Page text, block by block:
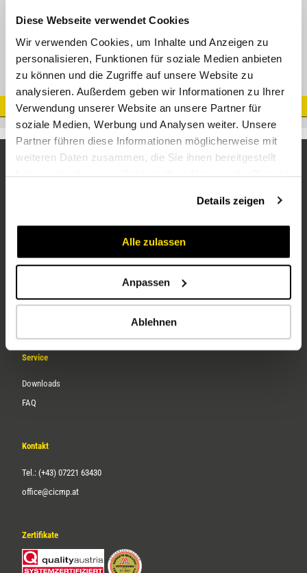
Diese Webseite verwendet Cookies
Wir verwenden Cookies, um Inhalte und Anzeigen zu
personalisieren, Funktionen für soziale Medien anbieten
zu können und die Zugriffe auf unsere Website zu
analysieren. Außerdem geben wir Informationen zu Ihrer
Verwendung unserer Website an unsere Partner für
soziale Medien, Werbung und Analysen weiter. Unsere
Partner führen diese Informationen möglicherweise mit
weiteren Daten zusammen, die Sie ihnen bereitgestellt
haben oder die sie im Rahmen Ihrer Nutzung der Dienste
Details zeigen
Alle zulassen
Anpassen
Ablehnen
Vergleichsbezeichnung: KOR
Artikel Nr.
Unternehmen
Service
Downloads
FAQ
Kontakt
Tel.: (+43) 07221 63430
office@cicmp.at
Zertifikate